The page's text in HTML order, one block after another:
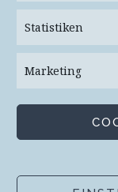
Statistiken
Marketing
Bluesky:
Mastodon:
Proudly